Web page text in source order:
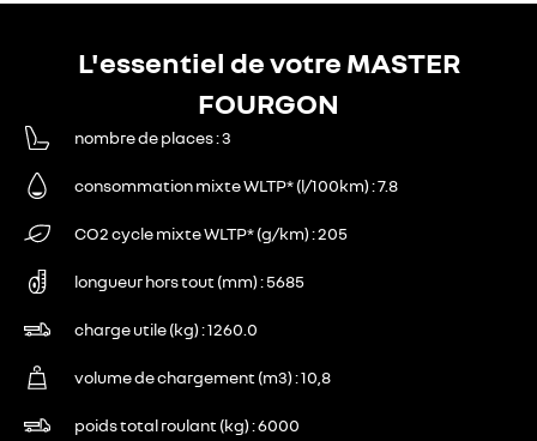
L'essentiel de votre MASTER
FOURGON
nombre de places 3
consommation mixte WLTP* (l/100km) 7.8
CO2 cycle mixte WLTP* (g/km) 205
longueur hors tout (mm) 5685
charge utile (kg) 1260.0
volume de chargement (m3) 10,8
poids total roulant (kg) 6000